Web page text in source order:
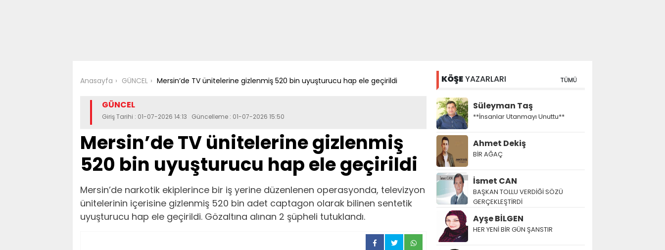
Anasayfa GÜNCEL Mersin’de TV ünitelerine gizlenmiş 520 bin uyuşturucu hap ele geçirildi
GÜNCEL
Giriş Tarihi : 01-07-2026 14:13 Güncelleme : 01-07-2026 15:50
Mersin’de TV ünitelerine gizlenmiş
520 bin uyuşturucu hap ele geçirildi
Mersin’de narkotik ekiplerince bir iş yerine düzenlenen operasyonda, televizyon
ünitelerinin içerisine gizlenmiş 520 bin adet captagon olarak bilinen sentetik
uyuşturucu hap ele geçirildi. Gözaltına alınan 2 şüpheli tutuklandı.
KÖŞEYAZARLARI TÜMÜ
Süleyman Taş
**İnsanlar Utanmayı Unuttu**
Ahmet Dekiş
BİR AĞAÇ
İsmet CAN
BAŞKAN TOLLU VERDİĞİ SÖZÜ
GERÇEKLEŞTİRDİ
Ayşe BİLGEN
HER YENİ BİR GÜN ŞANSTIR